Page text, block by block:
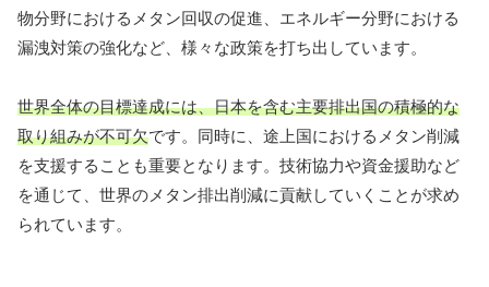
物分野におけるメタン回収の促進、エネルギー分野における
漏洩対策の強化など、様々な政策を打ち出しています。
世界全体の目標達成には、日本を含む主要排出国の積極的な
取り組みが不可欠です。同時に、途上国におけるメタン削減
を支援することも重要となります。技術協力や資金援助など
を通じて、世界のメタン排出削減に貢献していくことが求め
られています。